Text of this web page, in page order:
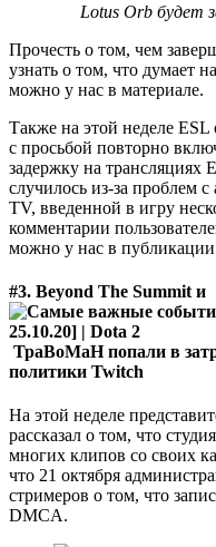
Lotus Orb будет
Прочесть о том, чем
узнать о том, что думает
можно у нас в материале.
Также на этой неделе ESL
с просьбой повторно
задержку на трансляциях
случилось из-за проблем
TV, введенной в игру
комментарии
можно у нас в
#3. Beyond The Summit и
ТраВоМаН попали в
политики Twitch
На этой неделе
рассказал о том, что
многих клипов со своих
что 21 октября
стримеров о том, что
DMCA.